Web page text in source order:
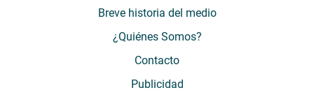
Breve historia del medio
¿Quiénes Somos?
Contacto
Publicidad